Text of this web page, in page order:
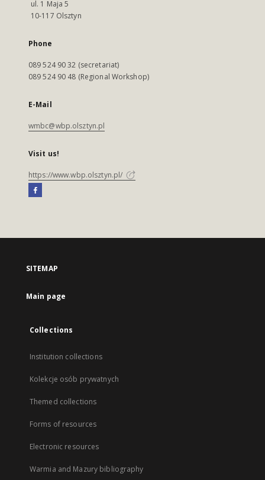
ul. 1 Maja 5
10-117 Olsztyn
Phone
089 524 90 32 (secretariat)
089 524 90 48 (Regional Workshop)
E-Mail
wmbc@wbp.olsztyn.pl
Visit us!
https://www.wbp.olsztyn.pl/
SITEMAP
Main page
Collections
Institution collections
Kolekcje osób prywatnych
Themed collections
Forms of resources
Electronic resources
Warmia and Mazury bibliography